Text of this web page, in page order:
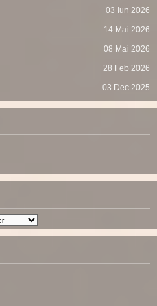
03 Iun 2026
14 Mai 2026
08 Mai 2026
28 Feb 2026
03 Dec 2025